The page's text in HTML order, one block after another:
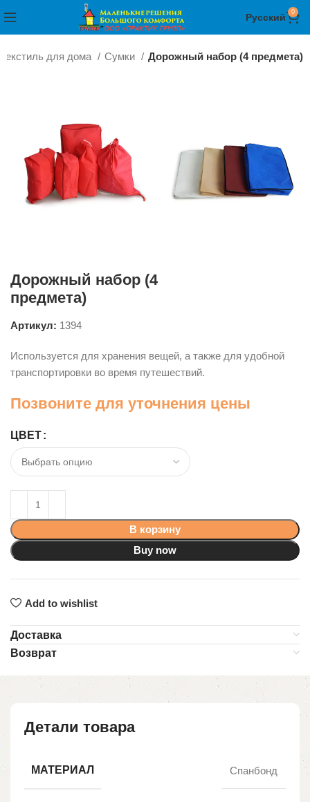
Русский 0
Текстиль для дома Сумки Дорожный набор (4 предмета)
Дорожный набор (4
предмета)
Артикул: 1394
Используется для хранения вещей, а также для удобной
транспортировки во время путешествий.
Позвоните для уточнения цены
ЦВЕТ
В корзину
Buy now
Add to wishlist
Доставка
Возврат
Детали товара
МАТЕРИАЛ Спанбонд